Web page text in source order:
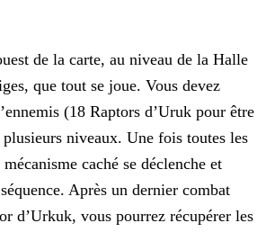
de la carte, au niveau de la Halle
que tout se joue. Vous devez
(18 Raptors d’Uruk pour être
niveaux. Une fois toutes les
caché se déclenche et
Après un dernier combat
d’Urkuk, vous pourrez récupérer les